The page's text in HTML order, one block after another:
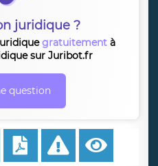
juridique ?
gratuitement à
sur Juribot.fr
question